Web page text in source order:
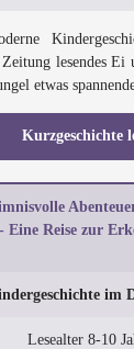
lesendes Ei
etwas
Kurzgeschichte
- Eine Reise zur
im
Lesealter 8-10